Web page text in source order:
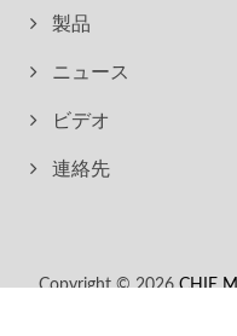
製品
ニュース
ビデオ
連絡先
Copyright © 2026CHIE